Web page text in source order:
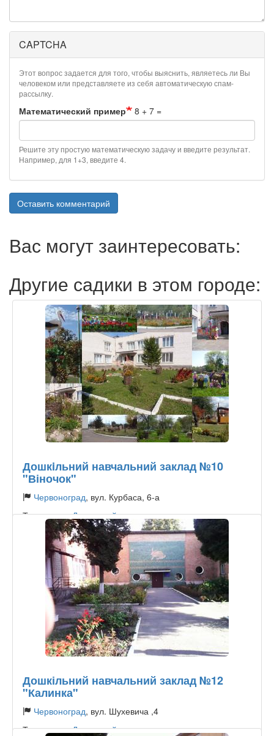
CAPTCHA
Этот вопрос задается для того, чтобы выяснить, являетесь ли Вы
человеком или представляете из себя автоматическую спам-
рассылку.
Математический пример 8 + 7 =
Решите эту простую математическую задачу и введите результат.
Например, для 1+3, введите 4.
Оставить комментарий
Вас могут заинтересовать:
Другие садики в этом городе:
Дошкiльний навчальний заклад №10
"Віночок"
Червоноград, вул. Курбаса, 6-а
Тип садика:Державний
Дошкільний навчальний заклад №12
"Калинка"
Червоноград, вул. Шухевича ,4
Тип садика:Державний